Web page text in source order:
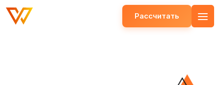
Рассчитать
Открыть меню